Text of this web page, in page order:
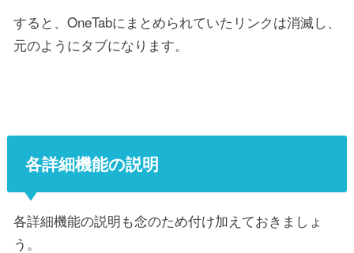
すると、OneTabにまとめられていたリンクは消滅し、
元のようにタブになります。
各詳細機能の説明
各詳細機能の説明も念のため付け加えておきましょ
う。